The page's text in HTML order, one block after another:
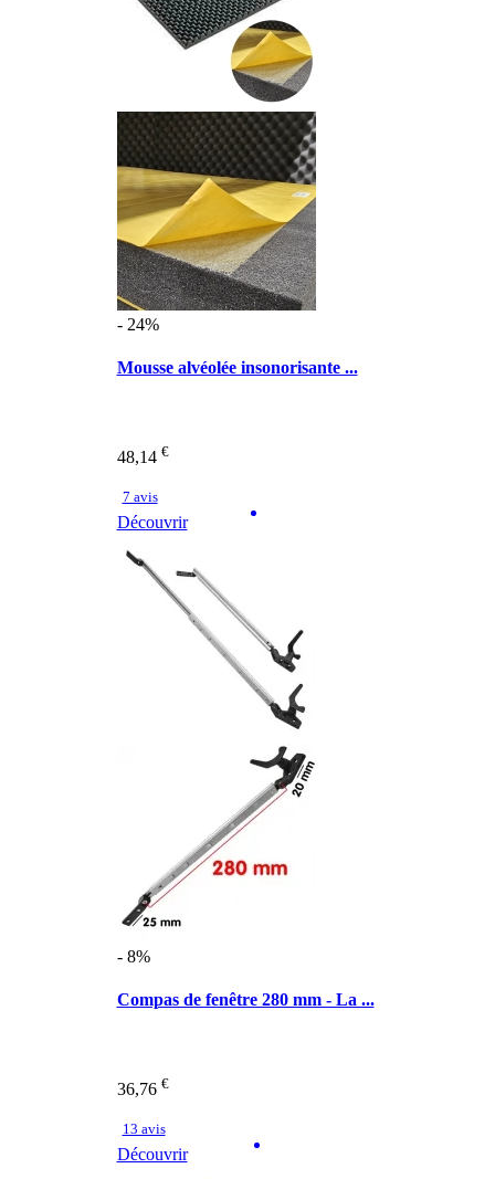
- 24%
Mousse alvéolée insonorisante ...
48,14 €
7 avis
Découvrir
- 8%
Compas de fenêtre 280 mm - La ...
36,76 €
13 avis
Découvrir